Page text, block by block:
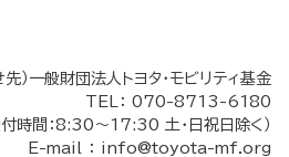
）一般財団法人トヨタ・モビリティ基金
TEL： 070-8713-6180
付時間：8:30～17:30 土・日祝日除く）
E-mail ： info@toyota-mf.org